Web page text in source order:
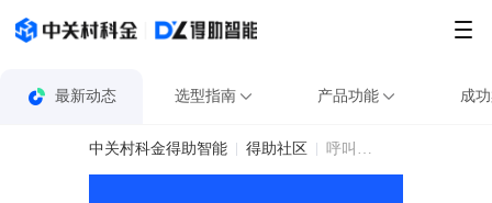
最新动态 选型指南 产品功能 成
中关村科金得助智能 得助社区 呼叫中心系统一套多少钱